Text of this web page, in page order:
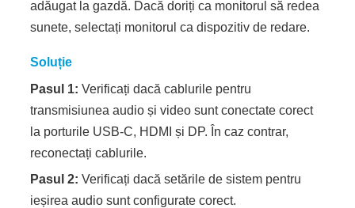
adăugat la gazdă. Dacă doriți ca monitorul să redea
sunete, selectați monitorul ca dispozitiv de redare.
Soluție
Pasul 1: Verificați dacă cablurile pentru
transmisiunea audio și video sunt conectate corect
la porturile USB-C, HDMI și DP. În caz contrar,
reconectați cablurile.
Pasul 2: Verificați dacă setările de sistem pentru
ieșirea audio sunt configurate corect.